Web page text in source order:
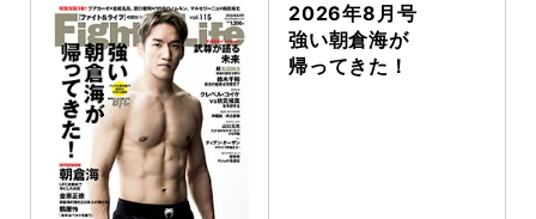
2026年8月号
強い朝倉海が
帰ってきた！